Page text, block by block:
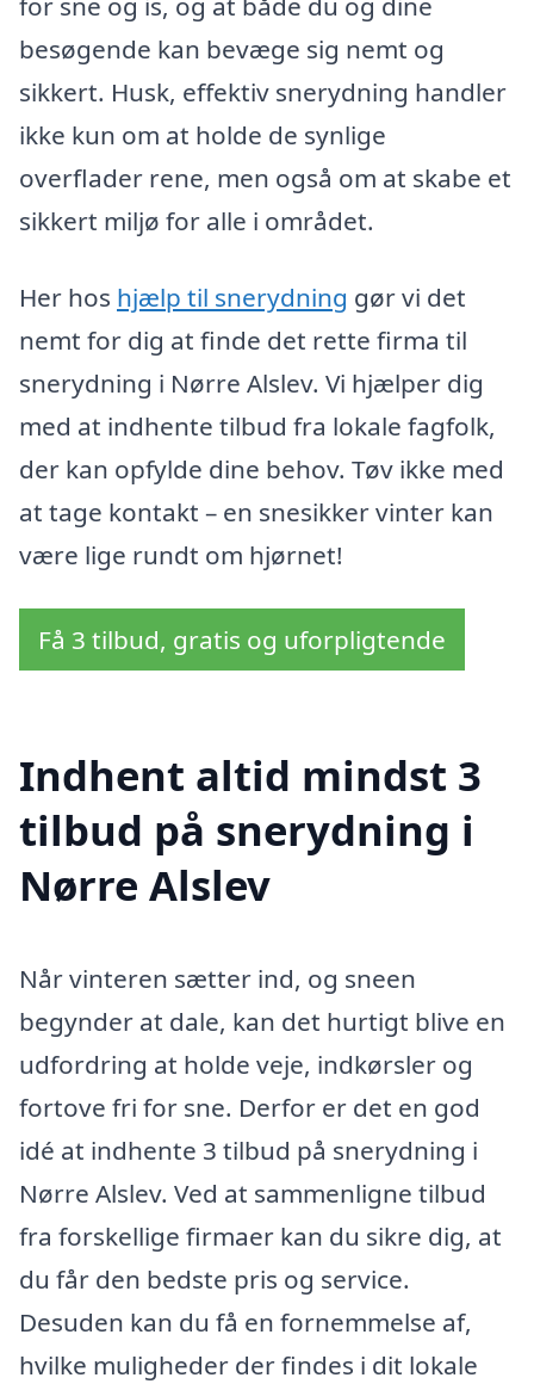
besøgende kan bevæge sig nemt og
sikkert. Husk, effektiv snerydning handler
ikke kun om at holde de synlige
overflader rene, men også om at skabe et
sikkert miljø for alle i området.
Her hos hjælp til snerydning gør vi det
nemt for dig at finde det rette firma til
snerydning i Nørre Alslev. Vi hjælper dig
med at indhente tilbud fra lokale fagfolk,
der kan opfylde dine behov. Tøv ikke med
at tage kontakt – en snesikker vinter kan
være lige rundt om hjørnet!
Få 3 tilbud, gratis og uforpligtende
Indhent altid mindst 3
tilbud på snerydning i
Nørre Alslev
Når vinteren sætter ind, og sneen
begynder at dale, kan det hurtigt blive en
udfordring at holde veje, indkørsler og
fortove fri for sne. Derfor er det en god
idé at indhente 3 tilbud på snerydning i
Nørre Alslev. Ved at sammenligne tilbud
fra forskellige firmaer kan du sikre dig, at
du får den bedste pris og service.
Desuden kan du få en fornemmelse af,
hvilke muligheder der findes i dit lokale